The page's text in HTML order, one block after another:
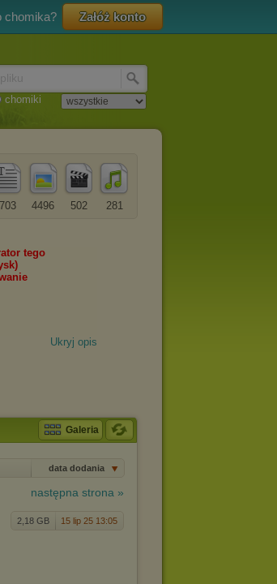
chomika? Załóż konto
chomiki
281
502
4496
703
Ukryj opis
Galeria
data dodania
następna strona »
2,18 GB 15 lip 25 13:05